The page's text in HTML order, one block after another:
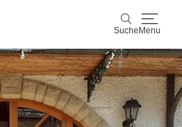
Suche Menu
Suche
& Genuss
& Natur